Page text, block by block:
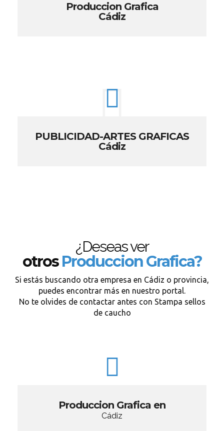
Produccion Grafica
Cádiz
PUBLICIDAD-ARTES GRAFICAS
Cádiz
¿Deseas ver
otrosProduccion Grafica?
Si estás buscando otra empresa en Cádiz o provincia,
puedes encontrar más en nuestro portal.
No te olvides de contactar antes con Stampa sellos
de caucho
Produccion Grafica en
Cádiz